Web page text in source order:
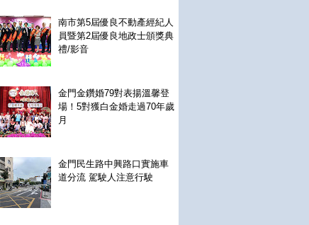
南市第5屆優良不動產經紀人
員暨第2屆優良地政士頒獎典
禮/影音
金門金鑽婚79對表揚溫馨登
場！5對獲白金婚走過70年歲
月
金門民生路中興路口實施車
道分流 駕駛人注意行駛